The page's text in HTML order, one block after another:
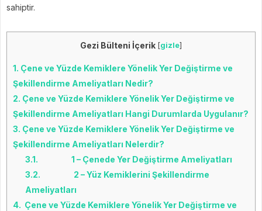
sahiptir.
Gezi Bülteni İçerik [gizle]
1. Çene ve Yüzde Kemiklere Yönelik Yer Değiştirme ve
Şekillendirme Ameliyatları Nedir?
2. Çene ve Yüzde Kemiklere Yönelik Yer Değiştirme ve
Şekillendirme Ameliyatları Hangi Durumlarda Uygulanır?
3. Çene ve Yüzde Kemiklere Yönelik Yer Değiştirme ve
Şekillendirme Ameliyatları Nelerdir?
3.1. 1 – Çenede Yer Değiştirme Ameliyatları
3.2. 2 – Yüz Kemiklerini Şekillendirme
Ameliyatları
4. Çene ve Yüzde Kemiklere Yönelik Yer Değiştirme ve